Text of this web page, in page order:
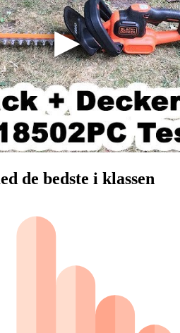
de bedste i klassen